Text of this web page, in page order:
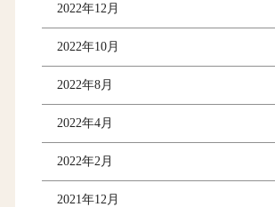
2022年12月
2022年10月
2022年8月
2022年4月
2022年2月
2021年12月